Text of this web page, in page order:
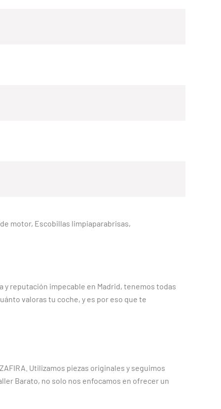
motor, Escobillas limpiaparabrisas,
y reputación impecable en Madrid, tenemos todas
valoras tu coche, y es por eso que te
Utilizamos piezas originales y seguimos
Barato, no solo nos enfocamos en ofrecer un